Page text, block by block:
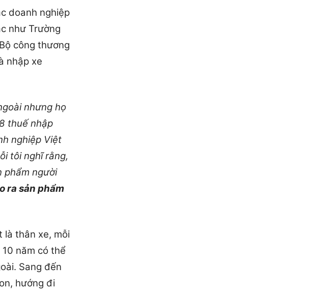
doanh nghiệp
như Trường
công thương
nhập xe
nhưng họ
thuế nhập
nghiệp Việt
tôi nghĩ rằng,
phẩm người
ra sản phẩm
là thân xe, mỗi
năm có thể
Sang đến
hướng đi